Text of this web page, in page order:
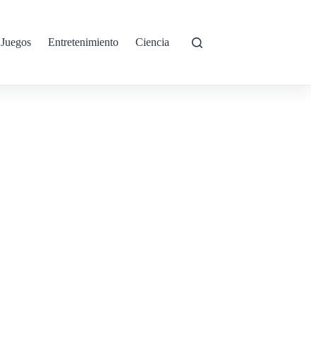
Juegos Entretenimiento Ciencia